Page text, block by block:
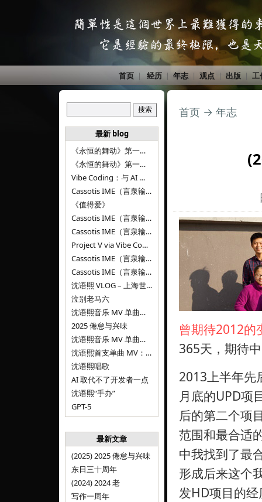
首页 | 经历 | 年志 | 观点 | 出版 | 工
最新 blog
《永恒的舞动》第一百二十八章
《永恒的舞动》第一百二十七章
Vibe Coding：与 AI 并肩进步——言泉输入法 v0.4.1
Cassotis IME（言泉输入法）v0.3.1
《值得爱》
Cassotis IME（言泉输入法）v0.2.0
Cassotis IME（言泉输入法）v0.1.0
Project V via Vibe Coding
Cassotis IME（言泉输入法）阶段二
Cassotis IME（言泉输入法）
沈语熙 VLOG – 上海世博文化公园双子山
泣别老马六
沈语熙音乐 MV 单曲第三弹：代码与白T恤
2025 倦怠与兴味
沈语熙音乐 MV 单曲第二弹：优雅时间
沈语熙首支单曲 MV：告别的倒影
沈语熙唱歌
AI 取代不了开发者一点
沈语熙“手办”
GPT-5
最新文章
(2025) 2025 倦怠与兴味
东日三十周年
(2024) 2024 老
写作一周年
首页 → 年志
曾期待2012的
365天，期待
2013上半年先
月底的UPD项
后的第二个项
范围和最合适
中我找到了最
形成后来这个
发HD项目的